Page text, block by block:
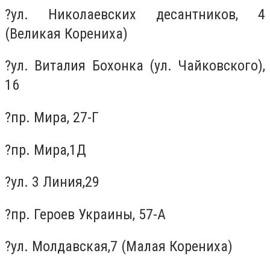
?ул. Николаевских десантников, 4
(Великая Корениха)
?ул. Виталия Бохонка (ул. Чайковского),
16
?пр. Мира, 27-Г
?пр. Мира,1Д
?ул. 3 Линия,29
?пр. Героев Украины, 57-А
?ул. Молдавская,7 (Малая Корениха)